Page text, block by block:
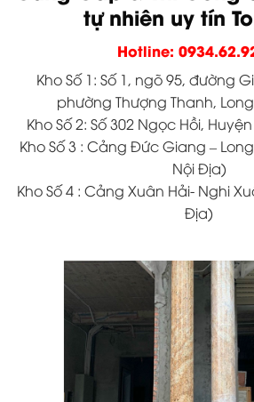
tự nhiên uy tín
Hotline:
Kho Số 1: Số 1, ngõ 95, đường
phường Thượng Thanh,
Kho Số 2: Số 302 Ngọc Hồi,
Kho Số 3 : Cảng Đức Giang –
Nội Địa)
Kho Số 4 : Cảng Xuân Hải- Nghi
Địa)